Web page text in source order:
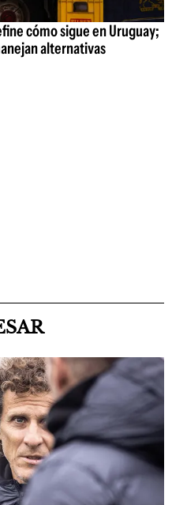
cómo sigue en Uruguay;
alternativas